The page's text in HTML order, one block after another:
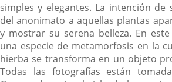
simples y elegantes. La intención
del anonimato a aquellas plantas
y mostrar su serena belleza. En
una especie de metamorfosis en la
hierba se transforma en un objeto
Todas las fotografías están